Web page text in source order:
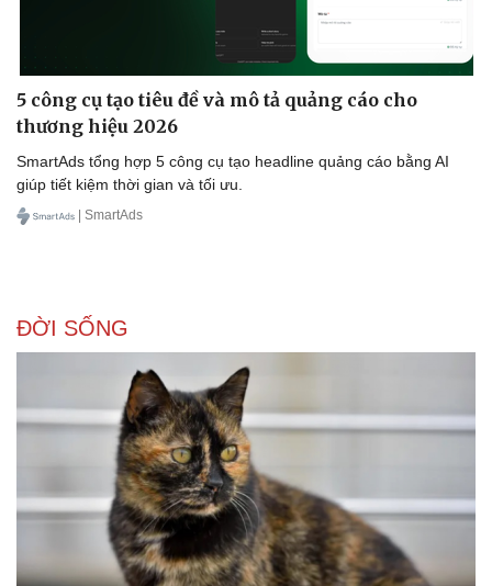
5 công cụ tạo tiêu đề và mô tả quảng cáo cho
thương hiệu 2026
SmartAds tổng hợp 5 công cụ tạo headline quảng cáo bằng AI
giúp tiết kiệm thời gian và tối ưu.
| SmartAds
ĐỜI SỐNG